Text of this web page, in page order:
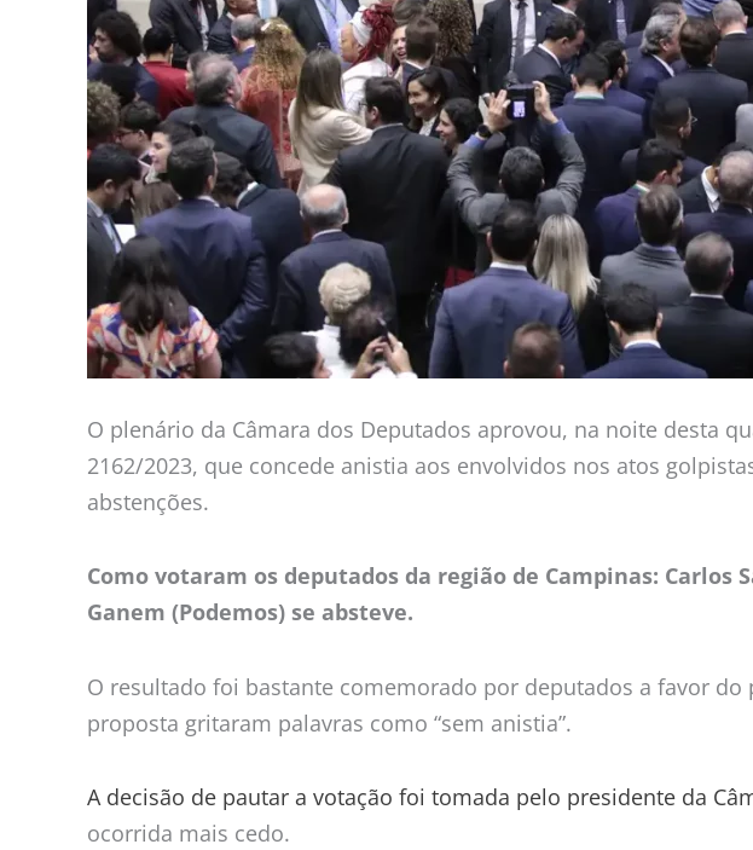
O plenário da Câmara dos Deputados aprovou, na noite desta
2162/2023, que concede anistia aos envolvidos nos atos
abstenções.
Como votaram os deputados da região de Campinas: Carlos
Ganem (Podemos) se absteve.
O resultado foi bastante comemorado por deputados a favor
proposta gritaram palavras como “sem anistia”.
A decisão de pautar a votação foi tomada pelo presidente da
ocorrida mais cedo.